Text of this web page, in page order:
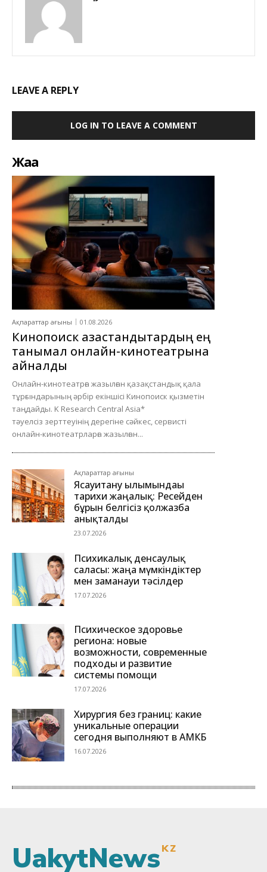
UakytNewsKZ